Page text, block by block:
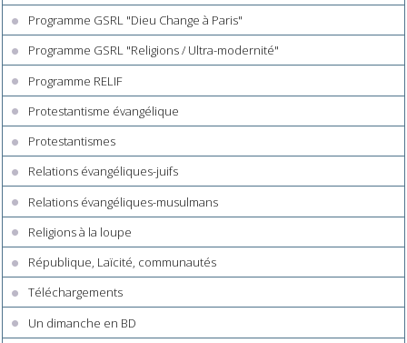
Programme GSRL "Dieu Change à Paris"
Programme GSRL "Religions / Ultra-modernité"
Programme RELIF
Protestantisme évangélique
Protestantismes
Relations évangéliques-juifs
Relations évangéliques-musulmans
Religions à la loupe
République, Laïcité, communautés
Téléchargements
Un dimanche en BD